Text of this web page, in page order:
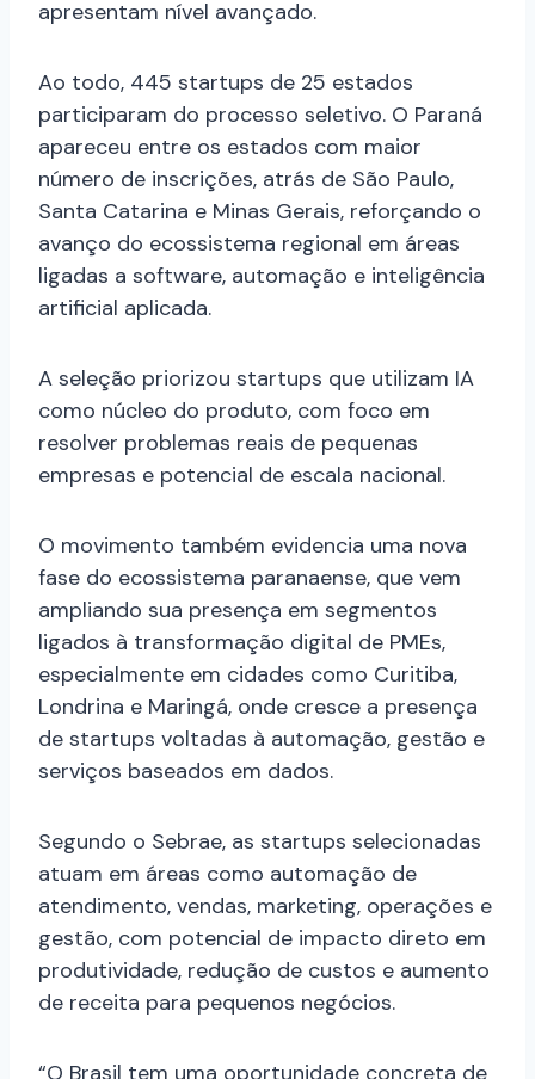
apresentam nível avançado.
Ao todo, 445 startups de 25 estados
participaram do processo seletivo. O Paraná
apareceu entre os estados com maior
número de inscrições, atrás de São Paulo,
Santa Catarina e Minas Gerais, reforçando o
avanço do ecossistema regional em áreas
ligadas a software, automação e inteligência
artificial aplicada.
A seleção priorizou startups que utilizam IA
como núcleo do produto, com foco em
resolver problemas reais de pequenas
empresas e potencial de escala nacional.
O movimento também evidencia uma nova
fase do ecossistema paranaense, que vem
ampliando sua presença em segmentos
ligados à transformação digital de PMEs,
especialmente em cidades como Curitiba,
Londrina e Maringá, onde cresce a presença
de startups voltadas à automação, gestão e
serviços baseados em dados.
Segundo o Sebrae, as startups selecionadas
atuam em áreas como automação de
atendimento, vendas, marketing, operações e
gestão, com potencial de impacto direto em
produtividade, redução de custos e aumento
de receita para pequenos negócios.
“O Brasil tem uma oportunidade concreta de